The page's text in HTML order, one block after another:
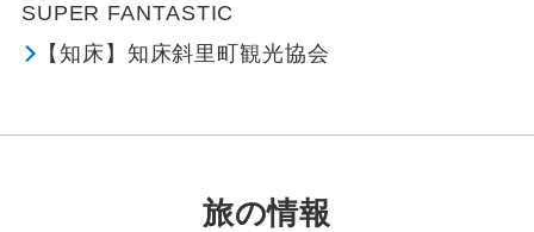
SUPER FANTASTIC
【知床】知床斜里町観光協会
旅の情報